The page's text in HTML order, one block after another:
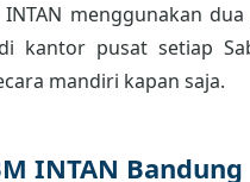
menggunakan
kantor pusat setiap
mandiri kapan saja.
INTAN Bandung